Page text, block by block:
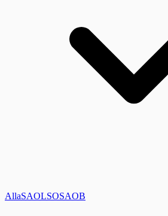
AllaSAOLSOSAOB